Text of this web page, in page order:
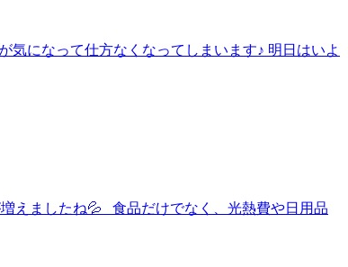
気になって仕方なくなってしまいます♪ 明日はいよ
えましたね💦 食品だけでなく、光熱費や日用品